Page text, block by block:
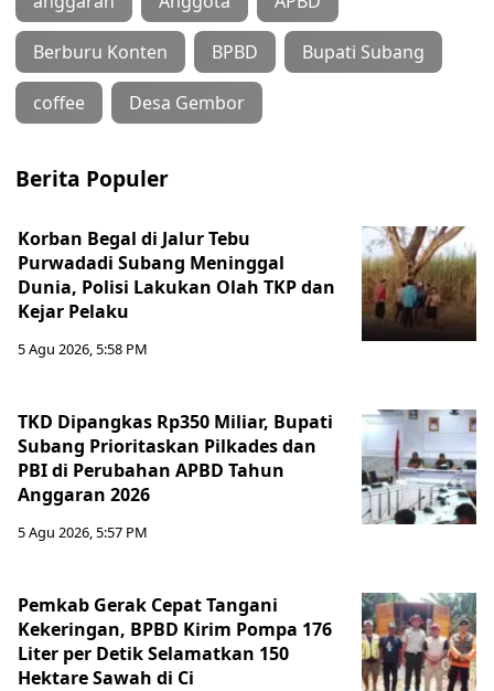
Berburu Konten BPBD Bupati Subang
coffee Desa Gembor
Berita Populer
Korban Begal di Jalur Tebu
Purwadadi Subang Meninggal
Dunia, Polisi Lakukan Olah TKP dan
Kejar Pelaku
5 Agu 2026, 5:58 PM
TKD Dipangkas Rp350 Miliar, Bupati
Subang Prioritaskan Pilkades dan
PBI di Perubahan APBD Tahun
Anggaran 2026
5 Agu 2026, 5:57 PM
Pemkab Gerak Cepat Tangani
Kekeringan, BPBD Kirim Pompa 176
Liter per Detik Selamatkan 150
Hektare Sawah di Ci